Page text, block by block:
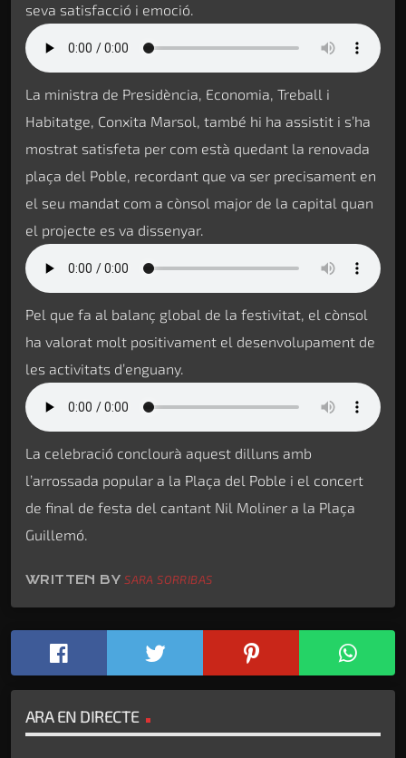
seva satisfacció i emoció.
La ministra de Presidència, Economia, Treball i
Habitatge, Conxita Marsol, també hi ha assistit i s’ha
mostrat satisfeta per com està quedant la renovada
plaça del Poble, recordant que va ser precisament en
el seu mandat com a cònsol major de la capital quan
el projecte es va dissenyar.
Pel que fa al balanç global de la festivitat, el cònsol
ha valorat molt positivament el desenvolupament de
les activitats d’enguany.
La celebració conclourà aquest dilluns amb
l’arrossada popular a la Plaça del Poble i el concert
de final de festa del cantant Nil Moliner a la Plaça
Guillemó.
WRITTEN BY SARA SORRIBAS
ARA EN DIRECTE